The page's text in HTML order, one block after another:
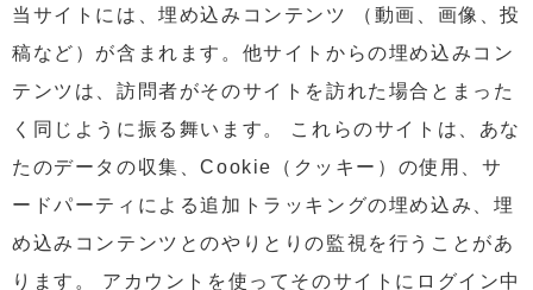
当サイトには、埋め込みコンテンツ （動画、画像、投
稿など）が含まれます。他サイトからの埋め込みコン
テンツは、訪問者がそのサイトを訪れた場合とまった
く同じように振る舞います。 これらのサイトは、あな
たのデータの収集、Cookie（クッキー）の使用、サ
ードパーティによる追加トラッキングの埋め込み、埋
め込みコンテンツとのやりとりの監視を行うことがあ
ります。 アカウントを使ってそのサイトにログイン中